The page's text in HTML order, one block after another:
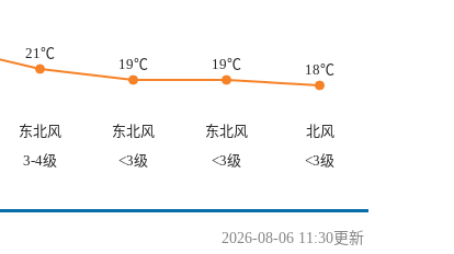
21℃
19℃ 19℃ 18℃
东北风 东北风 东北风
北风
3-4级 <3级 <3级 <3级
2026-08-06 11:30更新